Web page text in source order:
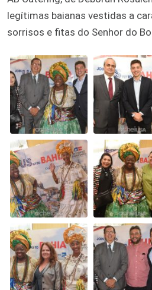
legítimas baianas vestidas a
sorrisos e fitas do Senhor do